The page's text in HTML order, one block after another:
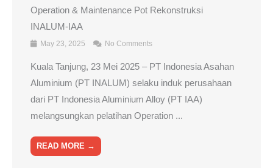
Operation & Maintenance Pot Rekonstruksi
INALUM-IAA
May 23, 2025 No Comments
Kuala Tanjung, 23 Mei 2025 – PT Indonesia Asahan
Aluminium (PT INALUM) selaku induk perusahaan
dari PT Indonesia Aluminium Alloy (PT IAA)
melangsungkan pelatihan Operation ...
READ MORE →